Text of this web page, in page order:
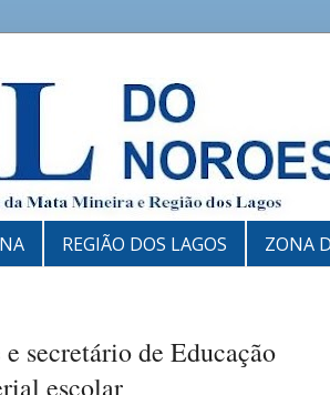
REGIÃO DOS LAGOS ZONA
secretário de Educação
escolar